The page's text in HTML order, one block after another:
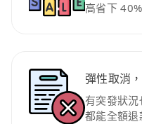
高省下
彈性取消
有突發狀況
都能全額退